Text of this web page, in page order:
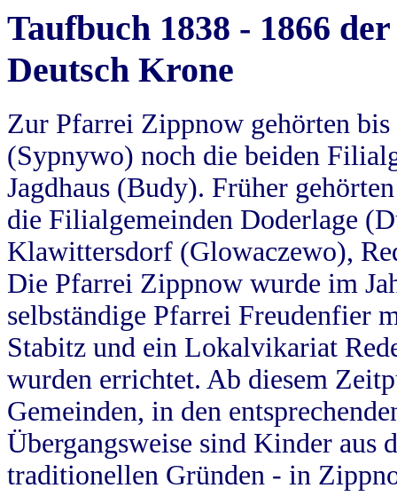
Taufbuch 1838 - 1866
Deutsch Krone
Zur Pfarrei Zippnow gehörten
(Sypnywo) noch die beiden
Jagdhaus (Budy). Früher
die Filialgemeinden Doderlage
Klawittersdorf (Glowaczewo),
Die Pfarrei Zippnow wurde im
selbständige Pfarrei Freudenfier
Stabitz und ein Lokalvikariat
wurden errichtet. Ab diesem
Gemeinden, in den
Übergangsweise sind Kinder aus
traditionellen Gründen - in